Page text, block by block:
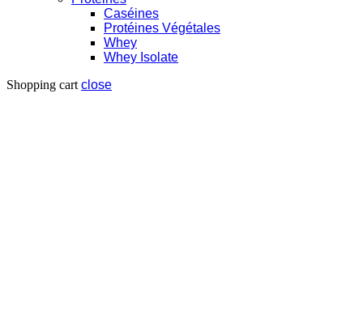
Caséines
Protéines Végétales
Whey
Whey Isolate
Shopping cart close